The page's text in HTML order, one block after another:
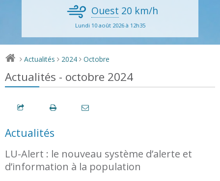
Ouest 20 km/h
Lundi 10 août 2026 à 12h35
> Actualités > 2024 > Octobre
Actualités - octobre 2024
Actualités
LU-Alert : le nouveau système d’alerte et
d’information à la population